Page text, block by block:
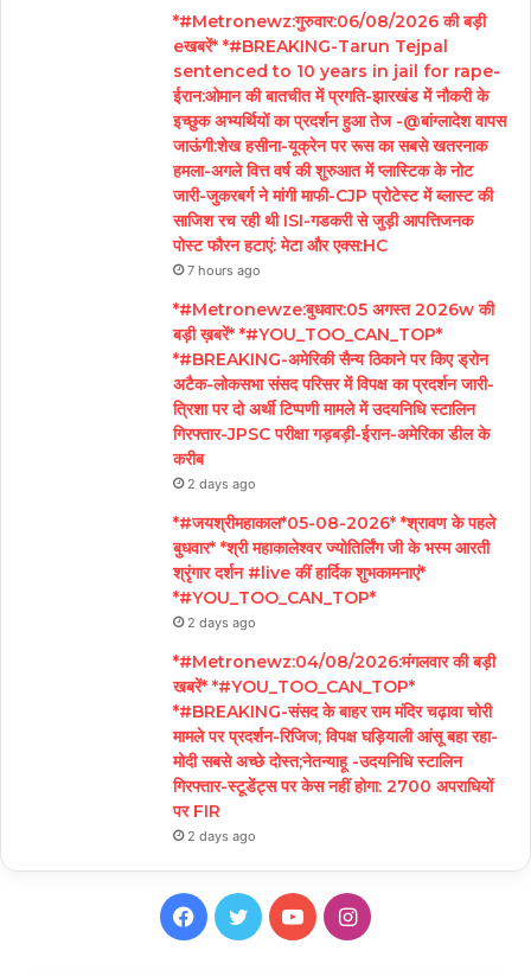
*#Metronewz:गुरुवार:06/08/2026 की बड़ी
eखबरें* *#BREAKING-Tarun Tejpal
sentenced to 10 years in jail for rape-
ईरान:ओमान की बातचीत में प्रगति-झारखंड में नौकरी के
इच्छुक अभ्यर्थियों का प्रदर्शन हुआ तेज -@बांग्लादेश वापस
जाऊंगी:शेख हसीना-यूक्रेन पर रूस का सबसे खतरनाक
हमला-अगले वित्त वर्ष की शुरुआत में प्लास्टिक के नोट
जारी-जुकरबर्ग ने मांगी माफी-CJP प्रोटेस्ट में ब्लास्ट की
साजिश रच रही थी ISI-गडकरी से जुड़ी आपत्तिजनक
पोस्ट फौरन हटाएं: मेटा और एक्स:HC
7 hours ago
*#Metronewze:बुधवार:05 अगस्त 2026w की
बड़ी ख़बरें* *#YOU_TOO_CAN_TOP*
*#BREAKING-अमेरिकी सैन्य ठिकाने पर किए ड्रोन
अटैक-लोकसभा संसद परिसर में विपक्ष का प्रदर्शन जारी-
त्रिशा पर दो अर्थी टिप्पणी मामले में उदयनिधि स्टालिन
गिरफ्तार-JPSC परीक्षा गड़बड़ी-ईरान-अमेरिका डील के
करीब
2 days ago
*#जयश्रीमहाकाल*05-08-2026* *श्रावण के पहले
बुधवार* *श्री महाकालेश्वर ज्योतिर्लिंग जी के भस्म आरती
श्रृंगार दर्शन #live कीं हार्दिक शुभकामनाएं*
*#YOU_TOO_CAN_TOP*
2 days ago
*#Metronewz:04/08/2026:मंगलवार की बड़ी
खबरें* *#YOU_TOO_CAN_TOP*
*#BREAKING-संसद के बाहर राम मंदिर चढ़ावा चोरी
मामले पर प्रदर्शन-रिजिज; विपक्ष घड़ियाली आंसू बहा रहा-
मोदी सबसे अच्छे दोस्त;नेतन्याहू -उदयनिधि स्टालिन
गिरफ्तार-स्टूडेंट्स पर केस नहीं होगा: 2700 अपराधियों
पर FIR
2 days ago
Facebook
TwitterYouTubeInstagram